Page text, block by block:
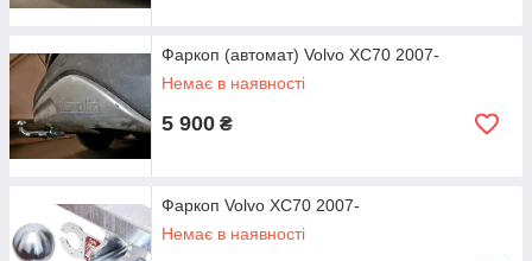
Фаркоп (автомат) Volvo XC70 2007-
Немає в наявності
5 900 ₴
Фаркоп Volvo XC70 2007-
Немає в наявності